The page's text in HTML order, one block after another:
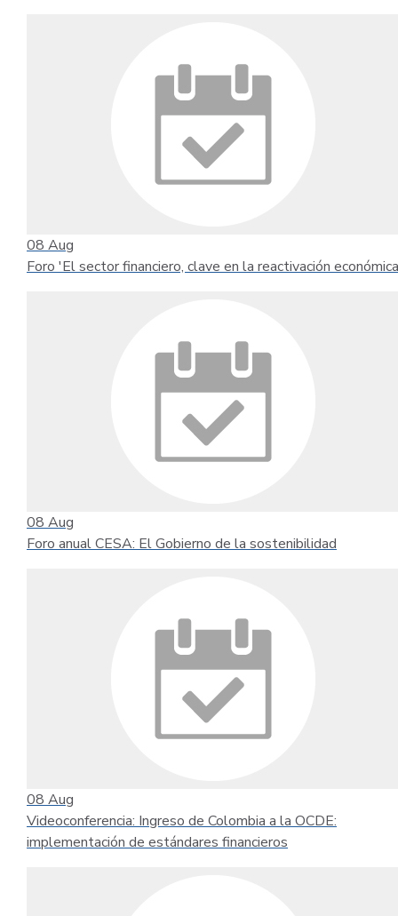
08 Aug
Foro 'El sector financiero, clave en la reactivación
08 Aug
Foro anual CESA: El Gobierno de la sostenibilidad
08 Aug
Videoconferencia: Ingreso de Colombia a la OCDE:
implementación de estándares financieros